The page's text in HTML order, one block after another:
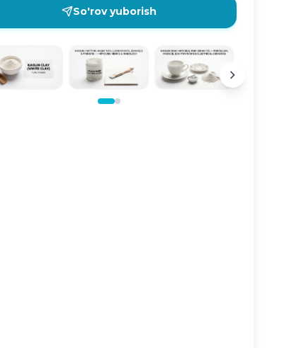
So'rov yuborish